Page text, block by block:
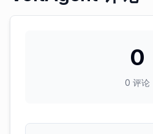
0
0 评论